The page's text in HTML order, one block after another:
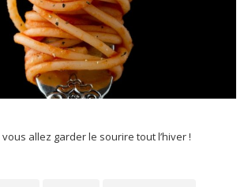
allez garder le sourire tout l’hiver !